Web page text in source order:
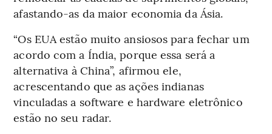
afastando-as da maior economia da Ásia.
“Os EUA estão muito ansiosos para fechar um
acordo com a Índia, porque essa será a
alternativa à China”, afirmou ele,
acrescentando que as ações indianas
vinculadas a software e hardware eletrônico
estão no seu radar.